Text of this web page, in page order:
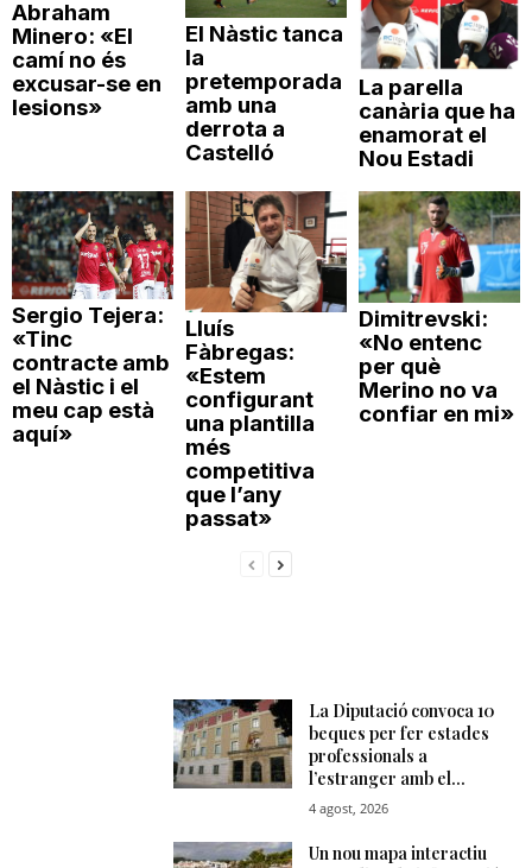
Abraham
Minero: «El
camí no és
excusar-se en
lesions»
El Nàstic tanca
la
pretemporada
amb una
derrota a
Castelló
La parella
canària que ha
enamorat el
Nou Estadi
Sergio Tejera:
«Tinc
contracte amb
el Nàstic i el
meu cap està
aquí»
Lluís
Fàbregas:
«Estem
configurant
una plantilla
més
competitiva
que l’any
passat»
Dimitrevski:
«No entenc
per què
Merino no va
confiar en mi»